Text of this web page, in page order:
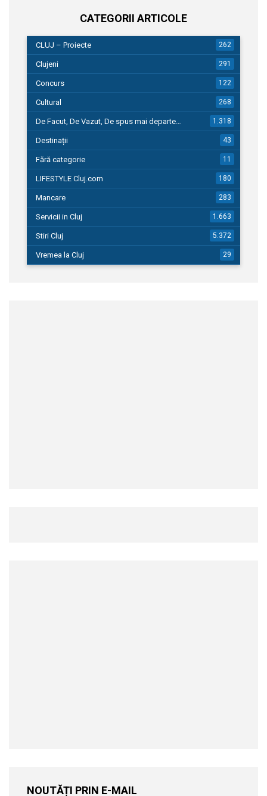
CATEGORII ARTICOLE
CLUJ – Proiecte 262
Clujeni 291
Concurs 122
Cultural 268
De Facut, De Vazut, De spus mai departe… 1.318
Destinații 43
Fără categorie 11
LIFESTYLE Cluj.com 180
Mancare 283
Servicii in Cluj 1.663
Stiri Cluj 5.372
Vremea la Cluj 29
NOUTĂȚI PRIN E-MAIL